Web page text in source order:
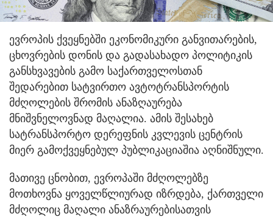
ევროპის ქვეყნებში ეკონომიკური განვითარების,
ცხოვრების დონის და გადასახადო პოლიტიკის
განსხვავების გამო საქართველოსთან
შედარებით სატვირთო ავტოტრანსპორტის
მძღოლების შრომის ანაზღაურება
მნიშვნელოვნად მაღალია. ამის შესახებ
სატრანსპორტო დერეფნის კვლევის ცენტრის
მიერ გამოქვეყნებულ პუბლიკაციაშია აღნიშნული.
მათივე ცნობით, ევროპაში მძღოლებზე
მოთხოვნა ყოველწლიურად იზრდება, ქართველი
მძღოლიც მაღალი ანაზრაურებისათვის